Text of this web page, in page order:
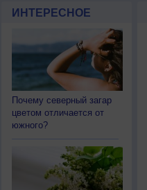
ИНТЕРЕСНОЕ
Почему северный загар
цветом отличается от
южного?